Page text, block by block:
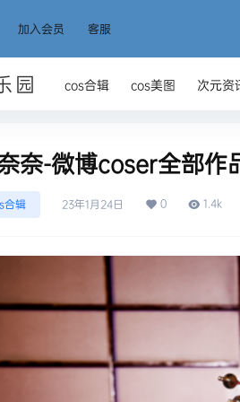
加入会员 客服
园 cos合辑 cos美图 次元资
奈-微博coser全部作
合辑 23年1月24日 0 1.4k